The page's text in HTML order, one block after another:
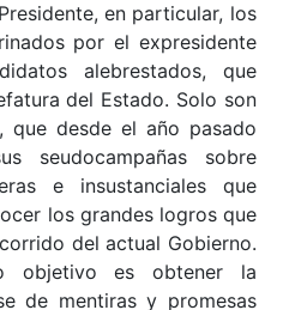
en particular, los
por el expresidente
alebrestados, que
del Estado. Solo son
que desde el año pasado
seudocampañas sobre
e insustanciales que
los grandes logros que
del actual Gobierno.
objetivo es obtener la
de mentiras y promesas